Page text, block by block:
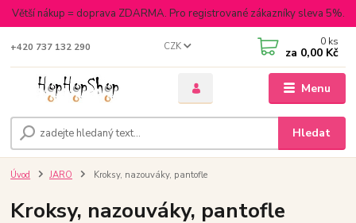
Větší nákup = doprava ZDARMA. Pro registrované zákazníky sleva 5%.
Menu
CZK
Hledat
+420 737 132 290 0 ks
za 0,00 Kč
Úvod JARO Kroksy, nazouváky, pantofle
Kroksy, nazouváky, pantofle